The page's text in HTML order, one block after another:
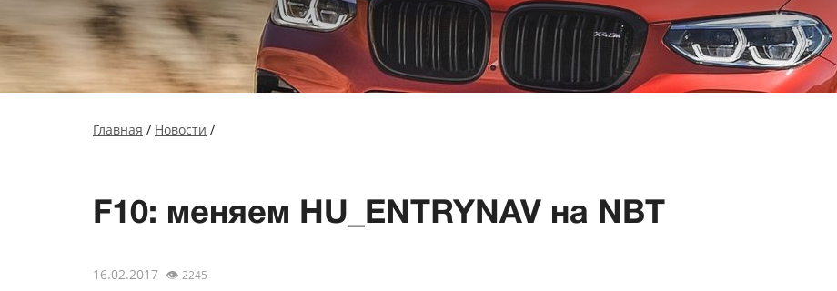
Главная / Новости /
F10: меняем HU_ENTRYNAV на NBT
16.02.2017 👁 2245